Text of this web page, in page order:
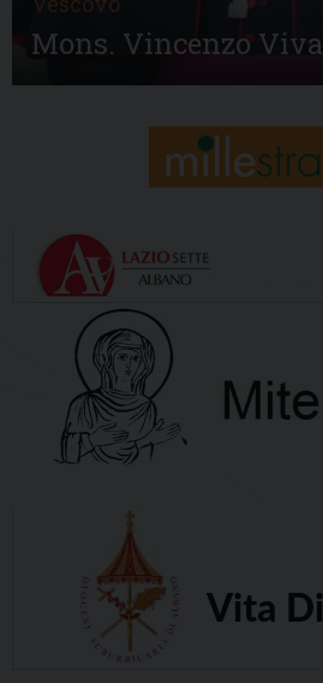
Mons. Vincenzo Viva